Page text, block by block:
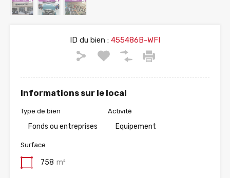
ID du bien : 455486B-WFI
Informations sur le local
Type de bien
Fonds ou entreprises
Activité
Equipement
Surface
758 m²